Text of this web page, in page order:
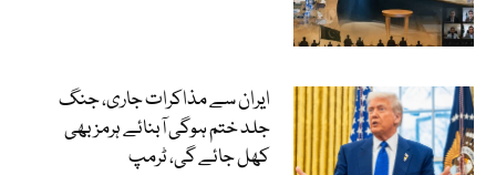
ایران سے مذاکرات جاری، جنگ
جلد ختم ہوگی آبنائے ہرمز بھی
کھل جائے گی، ٹرمپ